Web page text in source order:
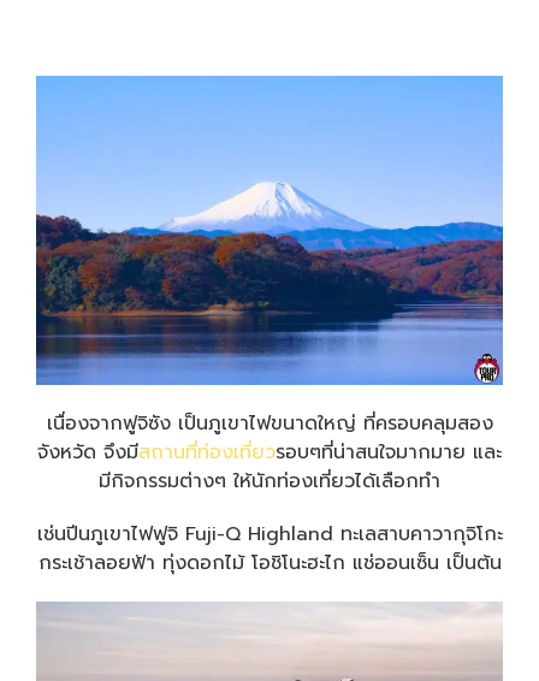
เนื่องจากฟูจิซัง เป็นภูเขาไฟขนาดใหญ่ ที่ครอบคลุมสอง
จังหวัด จึงมีสถานที่ท่องเที่ยวรอบๆที่น่าสนใจมากมาย และ
มีกิจกรรมต่างๆ ให้นักท่องเที่ยวได้เลือกทำ
เช่นปีนภูเขาไฟฟูจิ Fuji-Q Highland ทะเลสาบคาวากุจิโกะ
กระเช้าลอยฟ้า ทุ่งดอกไม้ โอชิโนะฮะไก แช่ออนเซ็น เป็นต้น